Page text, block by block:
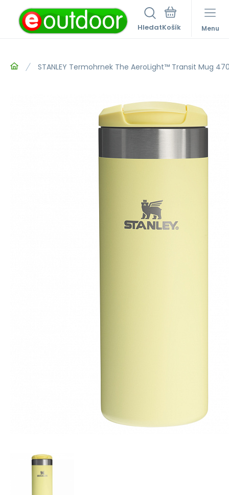
Hledat Menu
STANLEY Termohrnek The AeroLight™ Transit Mug